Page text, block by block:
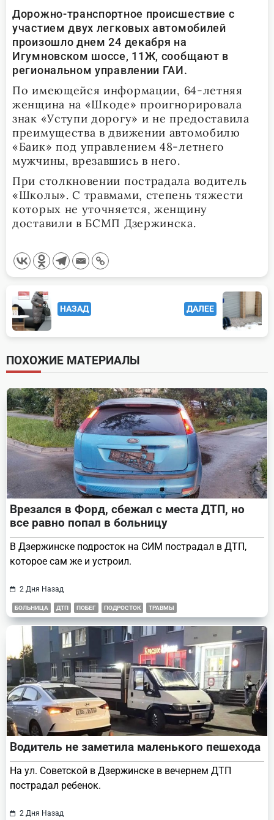
Дорожно-транспортное происшествие с
участием двух легковых автомобилей
произошло днем 24 декабря на
Игумновском шоссе, 11Ж, сообщают в
региональном управлении ГАИ.
По имеющейся информации, 64-летняя
женщина на «Шкоде» проигнорировала
знак «Уступи дорогу» и не предоставила
преимущества в движении автомобилю
«Баик» под управлением 48-летнего
мужчины, врезавшись в него.
При столкновении пострадала водитель
«Школы». С травмами, степень тяжести
которых не уточняется, женщину
доставили в БСМП Дзержинска.
<span
class="nav-
subtitle
screen-
reader-
text">Page</span>
НАЗАД ДАЛЕЕ
ПОХОЖИЕ МАТЕРИАЛЫ
Врезался в Форд, сбежал с места ДТП, но
все равно попал в больницу
В Дзержинске подросток на СИМ пострадал в ДТП,
которое сам же и устроил.
2 Дня Назад
БОЛЬНИЦА ДТП ПОБЕГ ПОДРОСТОК ТРАВМЫ
Водитель не заметила маленького пешехода
На ул. Советской в Дзержинске в вечернем ДТП
пострадал ребенок.
2 Дня Назад